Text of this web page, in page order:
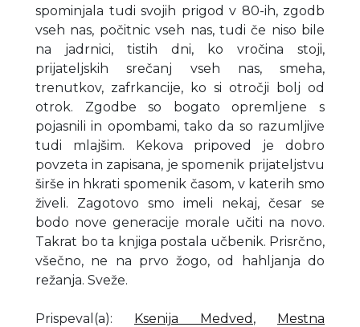
spominjala tudi svojih prigod v 80-ih, zgodb
vseh nas, počitnic vseh nas, tudi če niso bile
na jadrnici, tistih dni, ko vročina stoji,
prijateljskih srečanj vseh nas, smeha,
trenutkov, zafrkancije, ko si otročji bolj od
otrok. Zgodbe so bogato opremljene s
pojasnili in opombami, tako da so razumljive
tudi mlajšim. Kekova pripoved je dobro
povzeta in zapisana, je spomenik prijateljstvu
širše in hkrati spomenik časom, v katerih smo
živeli. Zagotovo smo imeli nekaj, česar se
bodo nove generacije morale učiti na novo.
Takrat bo ta knjiga postala učbenik. Prisrčno,
všečno, ne na prvo žogo, od hahljanja do
režanja. Sveže.
Prispeval(a): Ksenija Medved , Mestna